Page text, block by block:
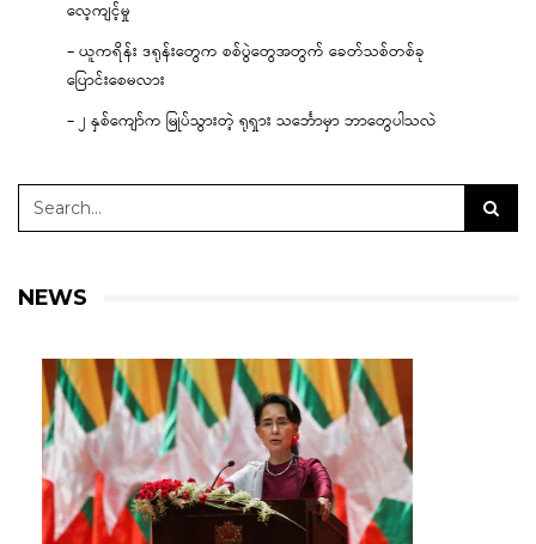
လေ့ကျင့်မှု
– ယူကရိန်း ဒရုန်းတွေက စစ်ပွဲတွေအတွက် ခေတ်သစ်တစ်ခု
ပြောင်းစေမလား
– ၂ နှစ်ကျော်က မြုပ်သွားတဲ့ ရုရှား သင်္ဘောမှာ ဘာတွေပါသလဲ
NEWS